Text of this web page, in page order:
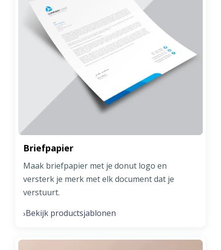
Briefpapier
Maak briefpapier met je donut logo en
versterk je merk met elk document dat je
verstuurt.
›Bekijk productsjablonen